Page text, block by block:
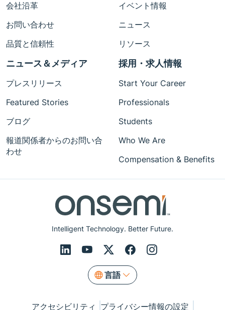
Intelligent Technology. Better Future.
言語
会社沿革
お問い合わせ
品質と信頼性
イベント情報
ニュース
リソース
ニュース＆メディア
プレスリリース
Featured Stories
ブログ
報道関係者からのお問い合
わせ
採用・求人情報
Start Your Career
Professionals
Students
Who We Are
Compensation & Benefits
アクセシビリティ プライバシー情報の設定